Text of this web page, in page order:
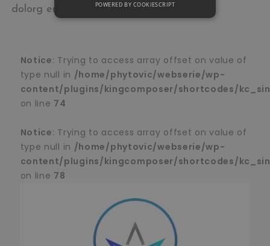
dolorg erou fugiat nullam
Notice: Trying to access array offset on value of
type null in /home/phytovic/webserie/wp-
content/plugins/kingcomposer/shortcodes/
on line 74
Notice: Trying to access array offset on value of
type null in /home/phytovic/webserie/wp-
content/plugins/kingcomposer/shortcodes/
on line 78
POWERED BY COOKIESCRIPT